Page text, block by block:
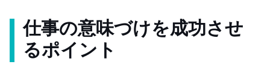
仕事の意味づけを成功させ
るポイント